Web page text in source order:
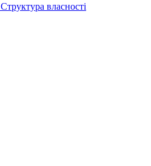
Структура власності